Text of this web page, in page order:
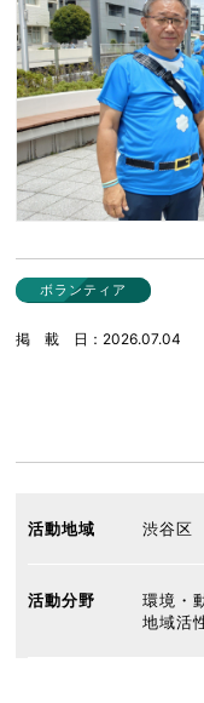
ボランティア
掲載日
2026.07.04
活動地域 渋谷区
活動分野
環境・
地域活